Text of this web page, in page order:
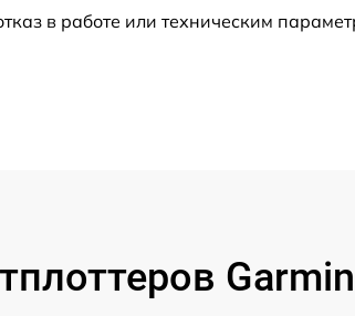
от 30 мин
в работе или техническим
Garmin